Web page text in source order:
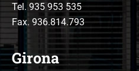
Tel. 935 953 535
Fax. 936.814.793
Girona